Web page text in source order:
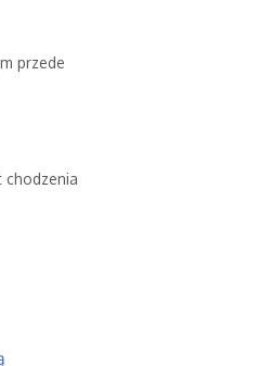
przede
chodzenia